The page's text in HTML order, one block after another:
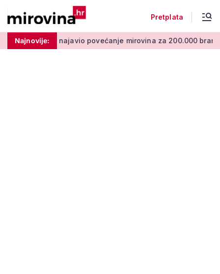
Pretplata
Najnovije:
povećanje mirovina za 200.000 branitelja: Zakon u